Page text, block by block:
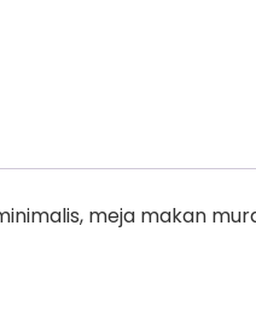
meja makan